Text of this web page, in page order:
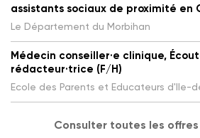
assistants sociaux de proximité en
Le Département du Morbihan
Médecin conseiller·e clinique,
rédacteur·trice (F/H)
Ecole des Parents et Educateurs d'Ile-
Consulter toutes les